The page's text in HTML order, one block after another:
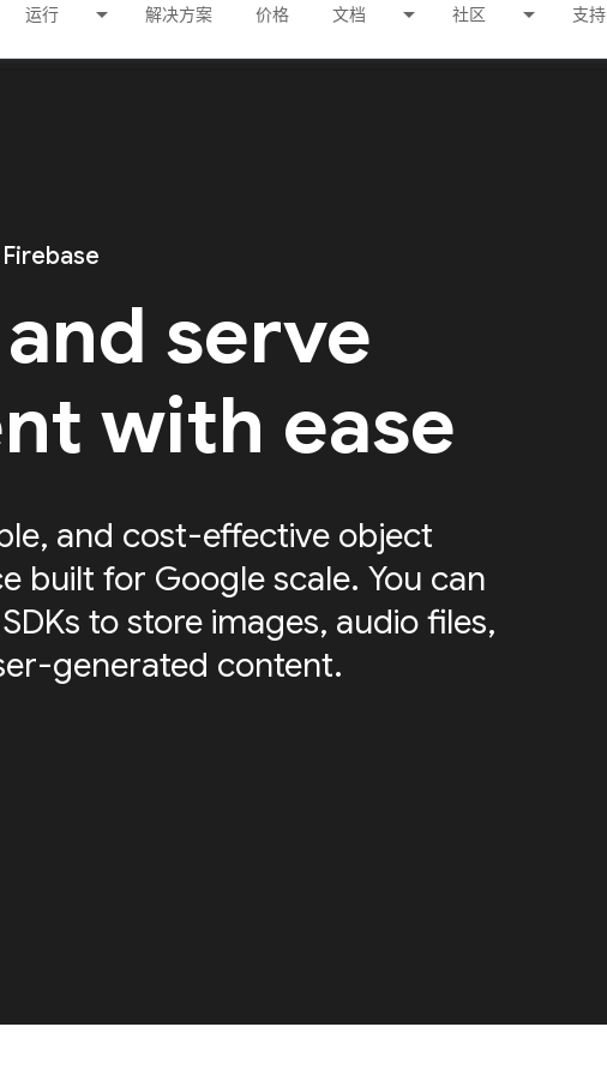
运行 解决方案 价格 文档 社区 支持
serve
with ease
and cost-effective object
built for Google scale. You can
to store images, audio files,
generated content.